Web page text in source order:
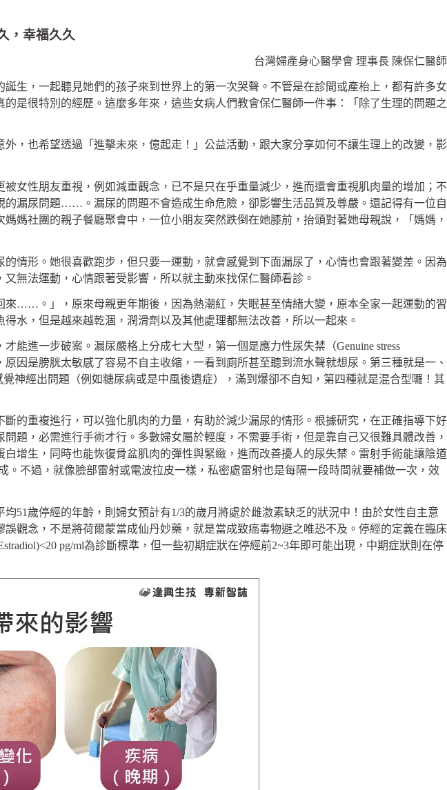
，幸福久久
台灣婦產身心醫學會 理事長 陳保仁醫師
生，一起聽見她們的孩子來到世界上的第一次哭聲。不管是在診間或產枱上，都有許多女
是很特別的經歷。這麼多年來，這些女病人們教會保仁醫師一件事：「除了生理的問題之
也希望透過「進擊未來，億起走！」公益活動，跟大家分享如何不讓生理上的改變，影
性朋友重視，例如減重觀念，已不是只在乎重量減少，進而還會重視肌肉量的增加；不
漏尿問題……。漏尿的問題不會造成生命危險，卻影響生活品質及尊嚴。還記得有一位自
媽社團的親子餐廳聚會中，一位小朋友突然跌倒在她膝前，抬頭對著她母親說，「媽媽，
形。她很喜歡跑步，但只要一運動，就會感覺到下面漏尿了，心情也會跟著變差。因為
無法運動，心情跟著受影響，所以就主動來找保仁醫師看診。
……。」，原來母親更年期後，因為熱潮紅，失眠甚至情緒大變，原本全家一起運動的習
水，但是越來越乾涸，潤滑劑以及其他處理都無法改善，所以一起來。
進一步破案。漏尿嚴格上分成七大型，第一個是應力性尿失禁（Genuine stress
因是膀胱太敏感了容易不自主收縮，一看到廁所甚至聽到流水聲就想尿。第三種就是一、
神經出問題（例如糖尿病或是中風後遺症），滿到爆卻不自知，第四種就是混合型囉！其
重複進行，可以強化肌肉的力量，有助於減少漏尿的情形。根據研究，在正確指導下好
題，必需進行手術才行。多數婦女屬於輕度，不需要手術，但是靠自己又很難具體改善，
增生，同時也能恢復骨盆肌肉的彈性與緊緻，進而改善擾人的尿失禁。雷射手術能讓陰道
不過，就像臉部雷射或電波拉皮一樣，私密處雷射也是每隔一段時間就要補做一次，效
歲停經的年齡，則婦女預計有1/3的歲月將處於雌激素缺乏的狀況中！由於女性自主意
觀念，不是將荷爾蒙當成仙丹妙藥，就是當成致癌毒物避之唯恐不及。停經的定義在臨床
pg/ml為診斷標準，但一些初期症狀在停經前2~3年即可能出現，中期症狀則在停